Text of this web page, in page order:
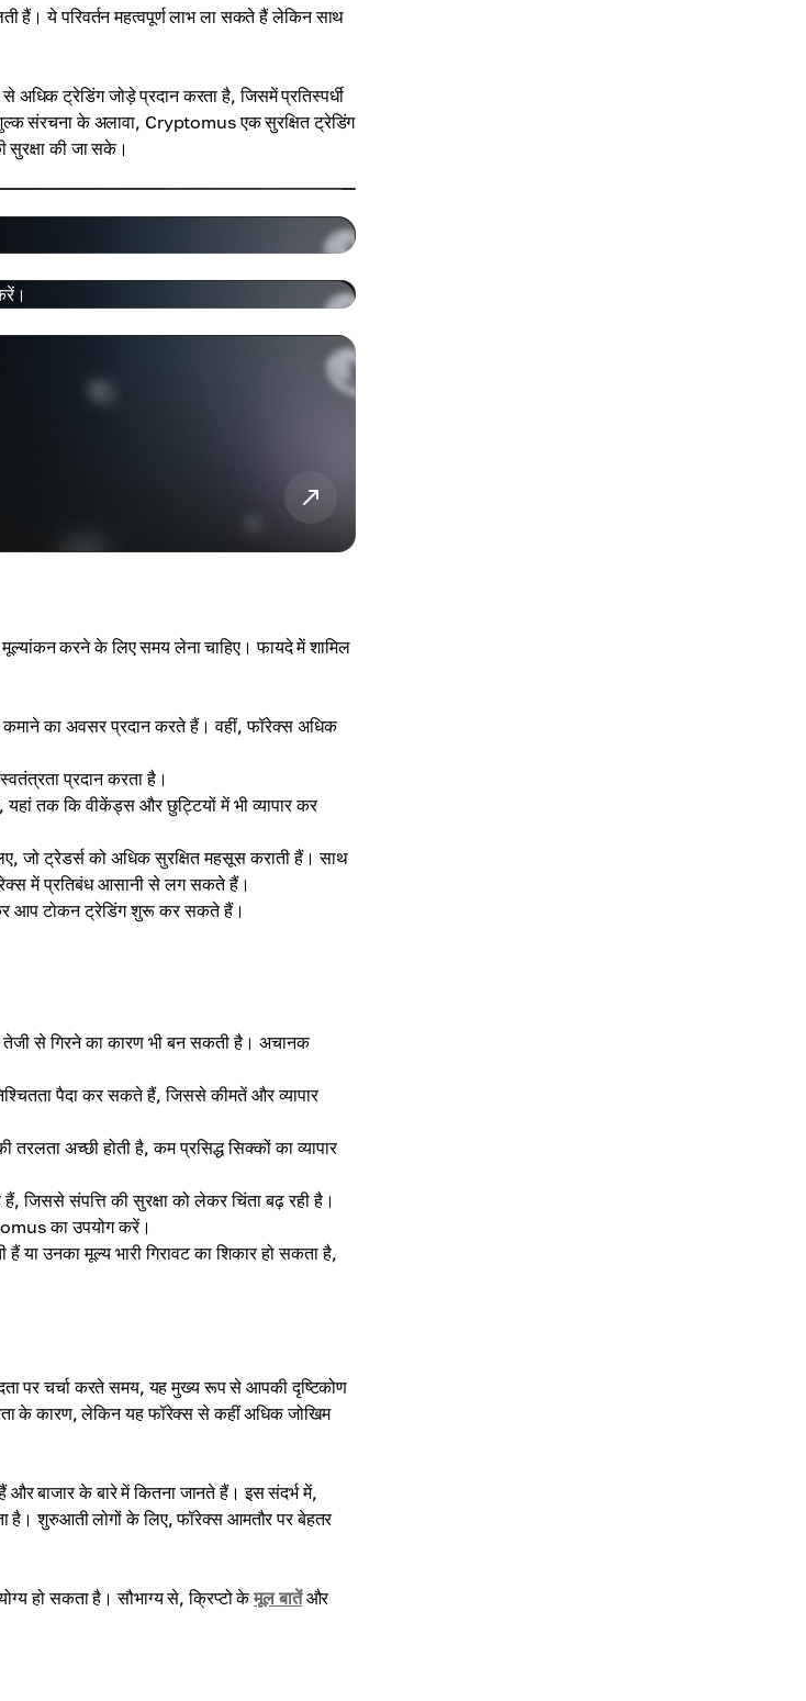
हैं। ये परिवर्तन महत्वपूर्ण लाभ ला सकते हैं लेकिन साथ
अधिक ट्रेडिंग जोड़े प्रदान करता है, जिसमें प्रतिस्पर्धी
संरचना के अलावा, Cryptomus एक सुरक्षित ट्रेडिंग
सुरक्षा की जा सके।
करने के लिए समय लेना चाहिए। फायदे में शामिल
कमाने का अवसर प्रदान करते हैं। वहीं, फॉरेक्स अधिक
प्रदान करता है।
यहां तक कि वीकेंड्स और छुट्टियों में भी व्यापार कर
जो ट्रेडर्स को अधिक सुरक्षित महसूस कराती हैं। साथ
में प्रतिबंध आसानी से लग सकते हैं।
आप टोकन ट्रेडिंग शुरू कर सकते हैं।
तेजी से गिरने का कारण भी बन सकती है। अचानक
पैदा कर सकते हैं, जिससे कीमतें और व्यापार
अच्छी होती है, कम प्रसिद्ध सिक्कों का व्यापार
संपत्ति की सुरक्षा को लेकर चिंता बढ़ रही है।
का उपयोग करें।
या उनका मूल्य भारी गिरावट का शिकार हो सकता है,
पर चर्चा करते समय, यह मुख्य रूप से आपकी दृष्टिकोण
के कारण, लेकिन यह फॉरेक्स से कहीं अधिक जोखिम
बाजार के बारे में कितना जानते हैं। इस संदर्भ में,
है। शुरुआती लोगों के लिए, फॉरेक्स आमतौर पर बेहतर
हो सकता है। सौभाग्य से, क्रिप्टो केमूल बातेंऔर